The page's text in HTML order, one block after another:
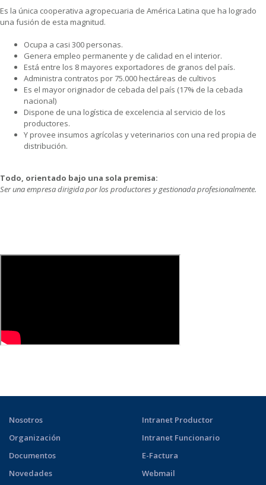
Es la única cooperativa agropecuaria de América Latina que ha logrado
una fusión de esta magnitud.
Ocupa a casi 300 personas.
Genera empleo permanente y de calidad en el interior.
Está entre los 8 mayores exportadores de granos del país.
Administra contratos por 75.000 hectáreas de cultivos
Es el mayor originador de cebada del país (17% de la cebada
nacional)
Dispone de una logística de excelencia al servicio de los
productores.
Y provee insumos agrícolas y veterinarios con una red propia de
distribución.
Todo, orientado bajo una sola premisa:
Ser una empresa dirigida por los productores y gestionada profesionalmente.
Nosotros
Organización
Documentos
Novedades
Intranet Productor
Intranet Funcionario
E-Factura
Webmail